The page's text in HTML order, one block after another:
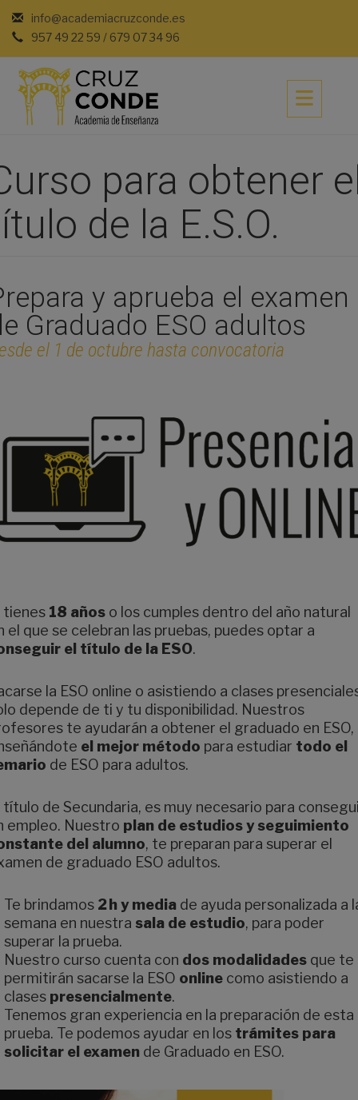
contenido
info@academiacruzconde.es
957 49 22 59 / 679 07 34 96
para obtener
de la E.S.O.
y aprueba el examen
Graduado ESO adultos
el 1 de octubre hasta convocatoria
tienes 18 años o los cumples dentro del año natural
el que se celebran las pruebas, puedes optar a
el título de la ESO.
la ESO online o asistiendo a clases
depende de ti y tu disponibilidad. Nuestros
te ayudarán a obtener el graduado en ESO,
el mejor método para estudiar todo el
de ESO para adultos.
título de Secundaria, es muy necesario para
empleo. Nuestro plan de estudios y seguimiento
del alumno, te preparan para superar el
de graduado ESO adultos.
Te brindamos 2 h y media de ayuda personalizada a
semana en nuestra sala de estudio, para poder
superar la prueba.
Nuestro curso cuenta con dos modalidades que te
permitirán sacarse la ESO online como asistiendo a
clases presencialmente.
Tenemos gran experiencia en la preparación de esta
prueba. Te podemos ayudar en los trámites para
solicitar el examen de Graduado en ESO.